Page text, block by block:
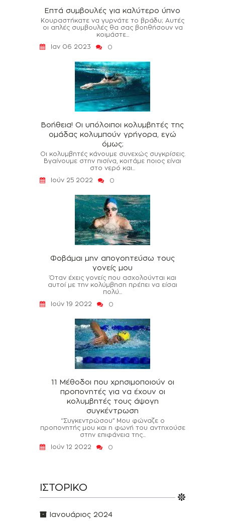
Επτά συμβουλές για καλύτερο ύπνο
Κουραστήκατε να γυρνάτε το βράδυ; Αυτές
οι απλές συμβουλές θα σας βοηθήσουν να
κοιμάστε...
Ιαν 06 2023
0
Βοήθεια! Οι υπόλοιποι κολυμβητές της
ομάδας κολυμπούν γρήγορα, εγώ
όμως;
Οι κολυμβητές κάνουμε συνεχώς συγκρίσεις.
Βγαίνουμε στην πισίνα, κοιτάμε ποιος είναι
στο νερό και...
Ιούν 25 2022
0
Φοβάμαι μην απογοητεύσω τους
γονείς μου
Όταν έχεις γονείς που ασχολούνται και
αυτοί με την κολύμβηση πρέπει να είσαι
πολύ...
Ιούν 19 2022
0
11 Μέθοδοι που χρησιμοποιούν οι
προπονητές για να έχουν οι
κολυμβητές τους άψογη
συγκέντρωση
‘’Συγκεντρώσου’’ Μου φώναζε ο
προπονητής μου και η φωνή του αντηχούσε
στην επιφάνεια της...
Ιούν 12 2022
0
ΙΣΤΟΡΙΚΌ
Ιανουάριος 2024